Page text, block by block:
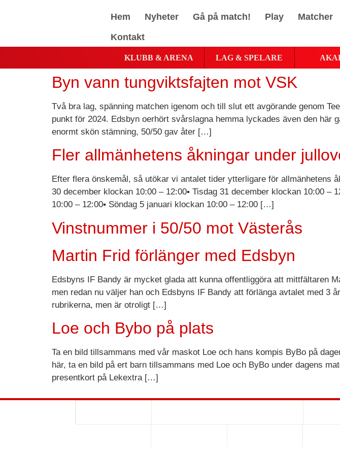
Hem Nyheter Gå på match! Play Matcher
Kontakt
KLUBB & ARENA LAG & SPELARE
Byn vann tungviktsfajten mot VSK
Två bra lag, spänning matchen igenom och till slut ett avgörande genom
punkt för 2024. Edsbyn oerhört svårslagna hemma lyckades även den
enormt skön stämning, 50/50 gav åter […]
Fler allmänhetens åkningar under
Efter flera önskemål, så utökar vi antalet tider ytterligare för allmänhetens
30 december klockan 10:00 – 12:00▪ Tisdag 31 december klockan 10:00 –
10:00 – 12:00▪ Söndag 5 januari klockan 10:00 – 12:00 […]
Vinstnummer i 50/50 mot Västerås
Martin Frid förlänger med Edsbyn
Edsbyns IF Bandy är mycket glada att kunna offentliggöra att mittfältaren
men redan nu väljer han och Edsbyns IF Bandy att förlänga avtalet med
rubrikerna, men är otroligt […]
Loe och Bybo på plats
Ta en bild tillsammans med vår maskot Loe och hans kompis ByBo på
här, ta en bild på ert barn tillsammans med Loe och ByBo under dagens
presentkort på Lekextra […]